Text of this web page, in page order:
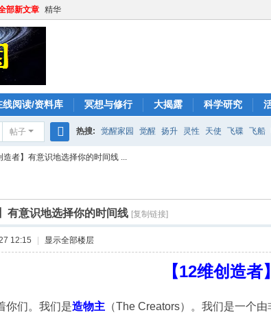
部新文章 精华
线阅读/资料库 冥想与修行 大揭露 科学研究
帖子
搜
热搜: 觉醒家园 觉醒 扬升 灵性 天使 飞碟 飞船
造者】有意识地选择你的时间线 ...
有意识地选择你的时间线 [复制链接]
12:15 显示全部楼层
【12维创造
你们。我们是造物主 （The Creators）。我们是一个